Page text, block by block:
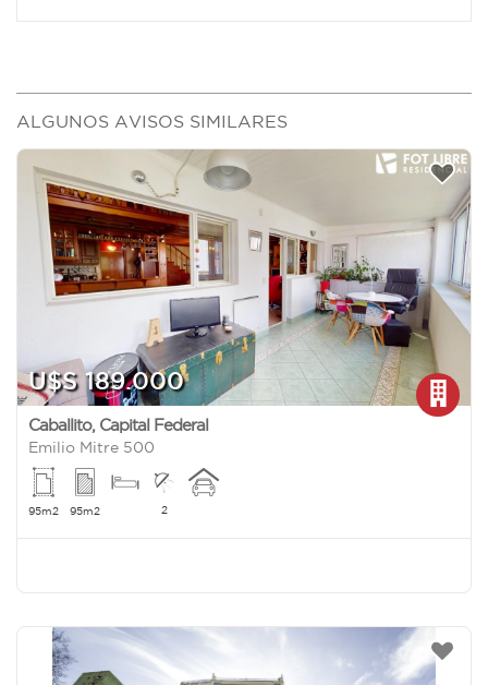
ALGUNOS AVISOS SIMILARES
U$S 189.000
Caballito, Capital Federal
Emilio Mitre 500
95m2 95m2 2